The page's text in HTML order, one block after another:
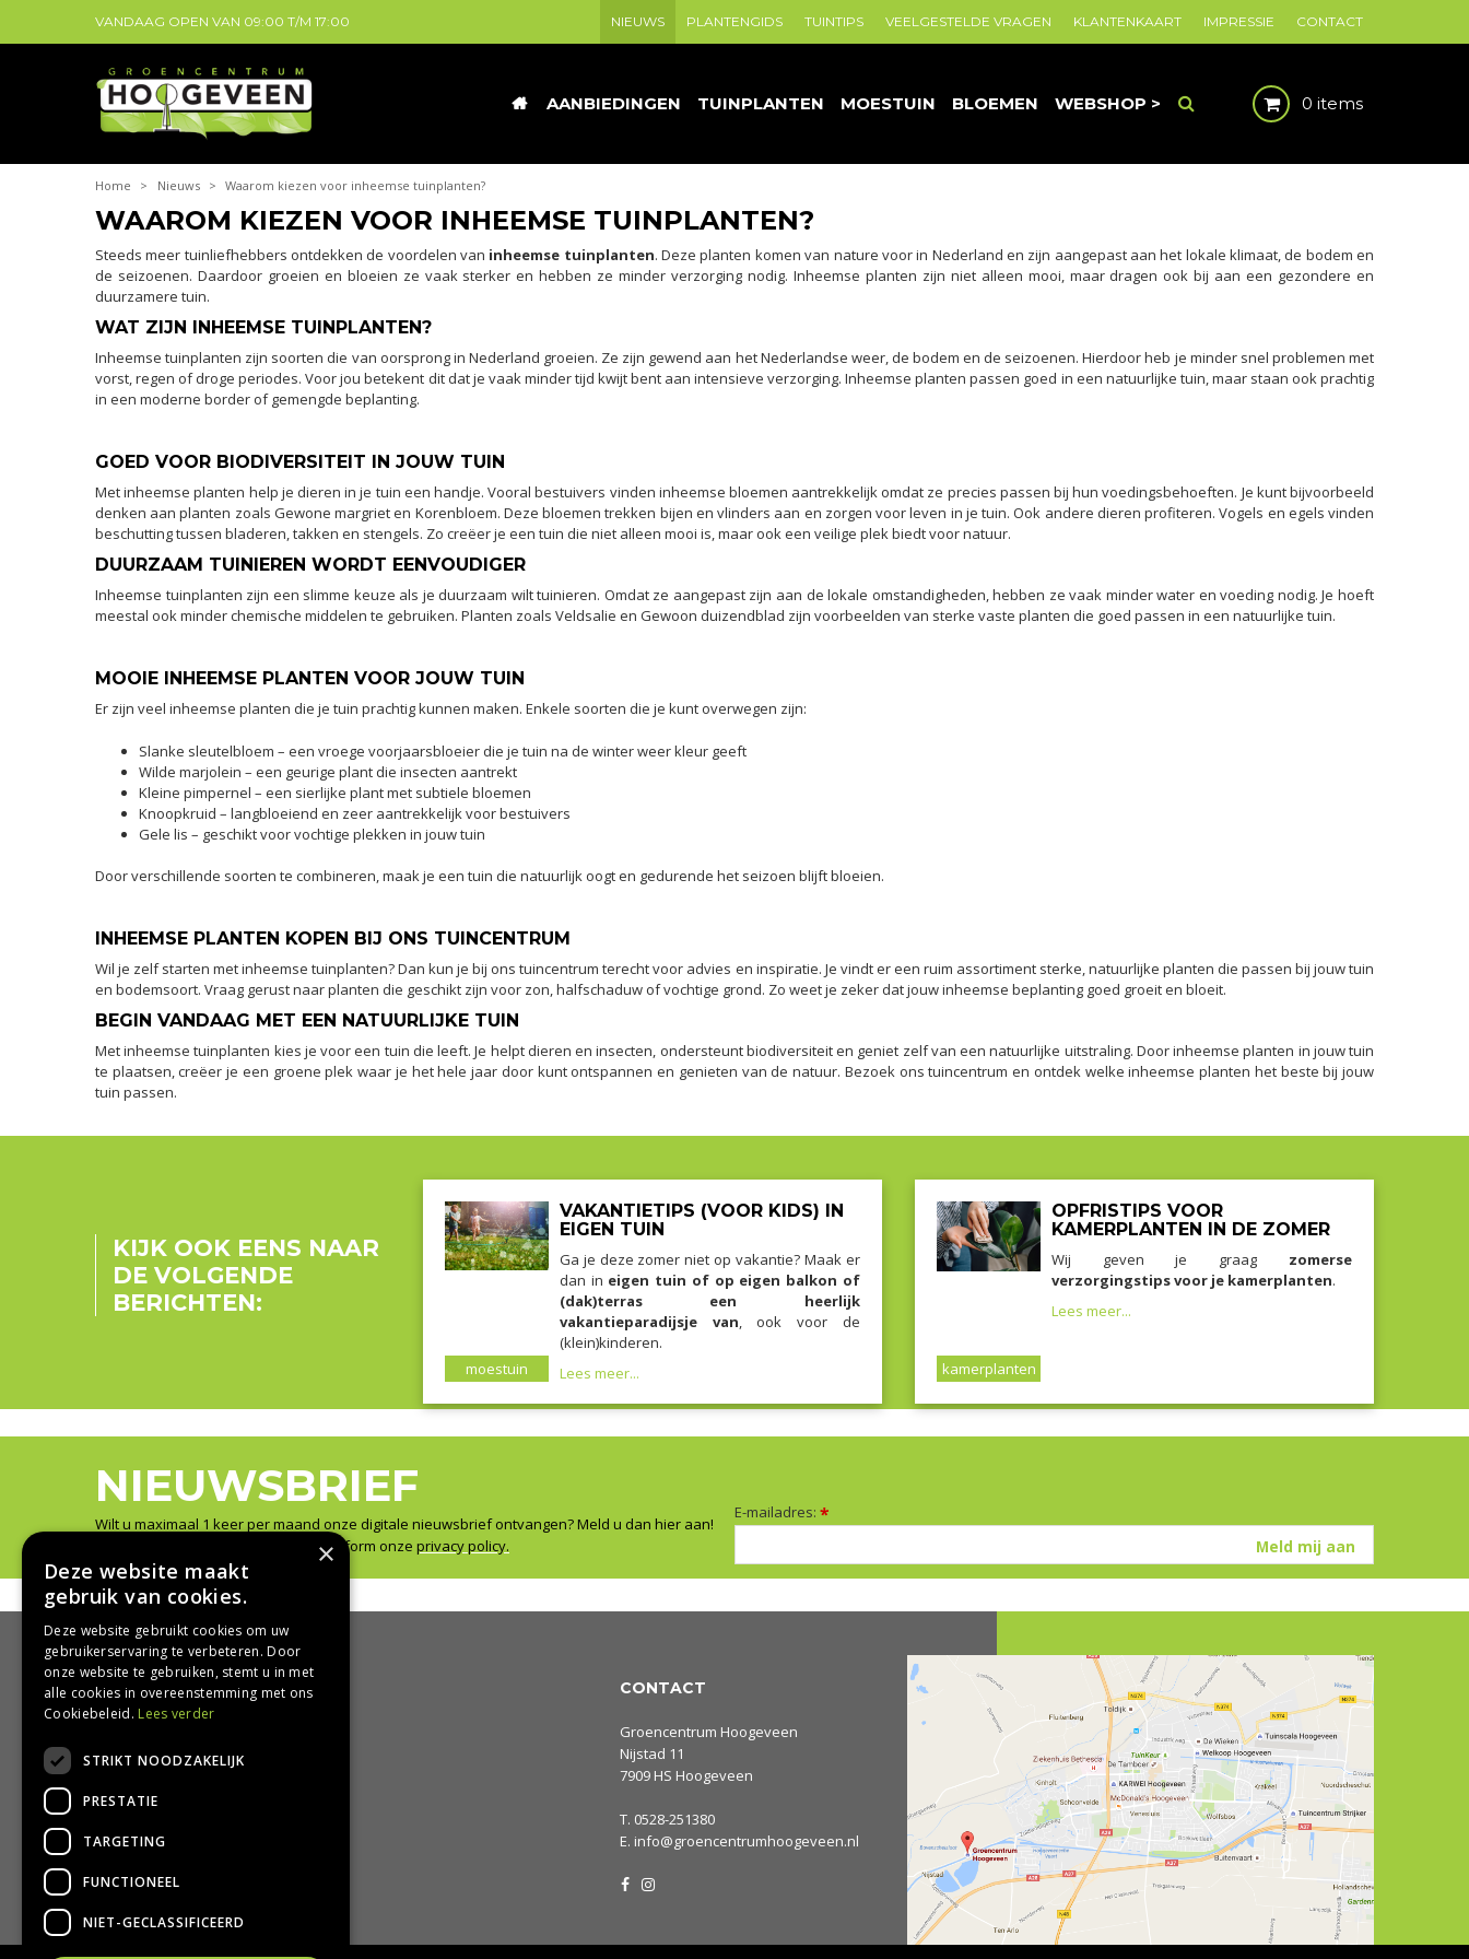
Home > Nieuws > Waarom kiezen voor inheemse tuinplanten?
VANDAAG OPEN VAN 09:00 T/M 17:00
AANBIEDINGEN TUINPLANTEN MOESTUIN BLOEMEN WEBSHOP >
NIEUWS PLANTENGIDS TUINTIPS VEELGESTELDE VRAGEN KLANTENKAART IMPRESSIE CONTACT
0 items
WAAROM KIEZEN VOOR INHEEMSE TUINPLANTEN?
Steeds meer tuinliefhebbers ontdekken de voordelen van inheemse tuinplanten. Deze planten komen van nature voor in Nederland en zijn aangepast aan het lokale klimaat, de bodem en
de seizoenen. Daardoor groeien en bloeien ze vaak sterker en hebben ze minder verzorging nodig. Inheemse planten zijn niet alleen mooi, maar dragen ook bij aan een gezondere en
duurzamere tuin.
WAT ZIJN INHEEMSE TUINPLANTEN?
Inheemse tuinplanten zijn soorten die van oorsprong in Nederland groeien. Ze zijn gewend aan het Nederlandse weer, de bodem en de seizoenen. Hierdoor heb je minder snel problemen met
vorst, regen of droge periodes. Voor jou betekent dit dat je vaak minder tijd kwijt bent aan intensieve verzorging. Inheemse planten passen goed in een natuurlijke tuin, maar staan ook prachtig
in een moderne border of gemengde beplanting.
GOED VOOR BIODIVERSITEIT IN JOUW TUIN
Met inheemse planten help je dieren in je tuin een handje. Vooral bestuivers vinden inheemse bloemen aantrekkelijk omdat ze precies passen bij hun voedingsbehoeften. Je kunt bijvoorbeeld
denken aan planten zoals Gewone margriet en Korenbloem. Deze bloemen trekken bijen en vlinders aan en zorgen voor leven in je tuin. Ook andere dieren profiteren. Vogels en egels vinden
beschutting tussen bladeren, takken en stengels. Zo creëer je een tuin die niet alleen mooi is, maar ook een veilige plek biedt voor natuur.
DUURZAAM TUINIEREN WORDT EENVOUDIGER
Inheemse tuinplanten zijn een slimme keuze als je duurzaam wilt tuinieren. Omdat ze aangepast zijn aan de lokale omstandigheden, hebben ze vaak minder water en voeding nodig. Je hoeft
meestal ook minder chemische middelen te gebruiken. Planten zoals Veldsalie en Gewoon duizendblad zijn voorbeelden van sterke vaste planten die goed passen in een natuurlijke tuin.
MOOIE INHEEMSE PLANTEN VOOR JOUW TUIN
Er zijn veel inheemse planten die je tuin prachtig kunnen maken. Enkele soorten die je kunt overwegen zijn:
Slanke sleutelbloem – een vroege voorjaarsbloeier die je tuin na de winter weer kleur geeft
Wilde marjolein – een geurige plant die insecten aantrekt
Kleine pimpernel – een sierlijke plant met subtiele bloemen
Knoopkruid – langbloeiend en zeer aantrekkelijk voor bestuivers
Gele lis – geschikt voor vochtige plekken in jouw tuin
Door verschillende soorten te combineren, maak je een tuin die natuurlijk oogt en gedurende het seizoen blijft bloeien.
INHEEMSE PLANTEN KOPEN BIJ ONS TUINCENTRUM
Wil je zelf starten met inheemse tuinplanten? Dan kun je bij ons tuincentrum terecht voor advies en inspiratie. Je vindt er een ruim assortiment sterke, natuurlijke planten die passen bij jouw tuin
en bodemsoort. Vraag gerust naar planten die geschikt zijn voor zon, halfschaduw of vochtige grond. Zo weet je zeker dat jouw inheemse beplanting goed groeit en bloeit.
BEGIN VANDAAG MET EEN NATUURLIJKE TUIN
Met inheemse tuinplanten kies je voor een tuin die leeft. Je helpt dieren en insecten, ondersteunt biodiversiteit en geniet zelf van een natuurlijke uitstraling. Door inheemse planten in jouw tuin
te plaatsen, creëer je een groene plek waar je het hele jaar door kunt ontspannen en genieten van de natuur. Bezoek ons tuincentrum en ontdek welke inheemse planten het beste bij jouw
tuin passen.
KIJK OOK EENS NAAR
DE VOLGENDE
BERICHTEN:
moestuin
VAKANTIETIPS (VOOR KIDS) IN
EIGEN TUIN
Ga je deze zomer niet op vakantie? Maak er
dan in eigen tuin of op eigen balkon of
(dak)terras een heerlijk
vakantieparadijsje van, ook voor de
(klein)kinderen.
Lees meer...
kamerplanten
OPFRISTIPS VOOR
KAMERPLANTEN IN DE ZOMER
Wij geven je graag zomerse
verzorgingstips voor je kamerplanten.
Lees meer...
NIEUWSBRIEF
Wilt u maximaal 1 keer per maand onze digitale nieuwsbrief ontvangen? Meld u dan hier aan!
Wij slaan uw gegevens secuur op conform onze privacy policy.
E-mailadres: *
HANDIG
Bezorgen en afhalen
Algemene voorwaarden
Privacy statement
CONTACT
Groencentrum Hoogeveen
Nijstad 11
7909 HS Hoogeveen
T. 0528-251380
E. info@groencentrumhoogeveen.nl
×
Deze website maakt
gebruik van cookies.
Deze website gebruikt cookies om uw
gebruikerservaring te verbeteren. Door
onze website te gebruiken, stemt u in met
alle cookies in overeenstemming met ons
Cookiebeleid. Lees verder
STRIKT NOODZAKELIJK
PRESTATIE
TARGETING
FUNCTIONEEL
NIET-GECLASSIFICEERD